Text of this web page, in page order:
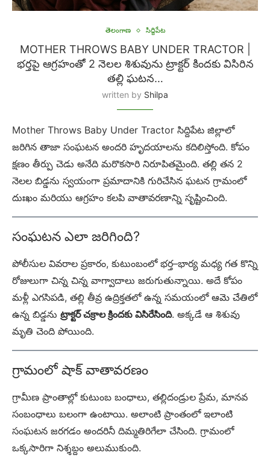
తెలంగాణ సిద్దిపేట
MOTHER THROWS BABY UNDER TRACTOR |
భర్తపై ఆగ్రహంతో 2 నెలల శిశువును ట్రాక్టర్ కిందకు విసిరిన
తల్లి ఘటన…
written by Shilpa
Mother Throws Baby Under Tractor సిద్దిపేట జిల్లాలో
జరిగిన తాజా సంఘటన అందరి హృదయాలను కదిలిస్తోంది. కోపం
క్షణం తీర్పు చెడు అనేది మరొకసారి నిరూపితమైంది. తల్లి తన 2
నెలల బిడ్డను స్వయంగా ప్రమాదానికి గురిచేసిన ఘటన గ్రామంలో
దుఃఖం మరియు ఆగ్రహం కలపి వాతావరణాన్ని సృష్టించింది.
సంఘటన ఎలా జరిగింది?
పోలీసుల వివరాల ప్రకారం, కుటుంబంలో భర్త–భార్య మధ్య గత కొన్ని
రోజులుగా చిన్న చిన్న వాగ్వాదాలు జరుగుతున్నాయి. అదే కోపం
మళ్లీ ఎగసిపడి, తల్లి తీవ్ర ఉద్రిక్తతలో ఉన్న సమయంలో ఆమె చేతిలో
ఉన్న బిడ్డను ట్రాక్టర్ చక్రాల క్రిందకు విసిరేసింది. అక్కడే ఆ శిశువు
మృతి చెంది పోయింది.
గ్రామంలో షాక్ వాతావరణం
గ్రామీణ ప్రాంతాల్లో కుటుంబ బంధాలు, తల్లిదండ్రుల ప్రేమ, మానవ
సంబంధాలు బలంగా ఉంటాయి. అలాంటి ప్రాంతంలో ఇలాంటి
సంఘటన జరగడం అందరినీ దిమ్మతిరిగేలా చేసింది. గ్రామంలో
ఒక్కసారిగా నిశ్శబ్దం అలుముకుంది.